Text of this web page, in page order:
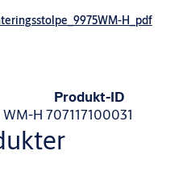
H_pdf
Produkt-ID
WM-H 707117100031